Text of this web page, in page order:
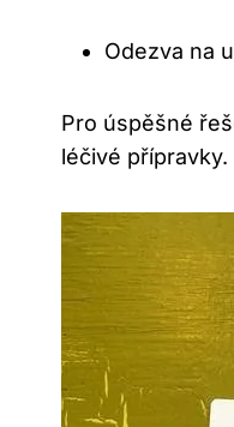
Odezva na
Pro úspěšné
léčivé